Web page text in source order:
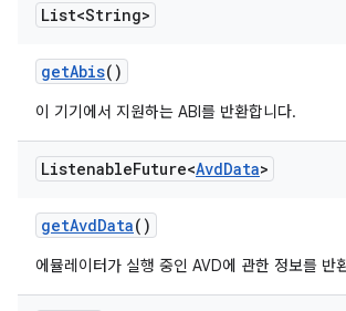
List<String>
getAbis()
이 기기에서 지원하는 ABI를 반환합니다.
ListenableFuture<AvdData>
getAvdData()
에뮬레이터가 실행 중인 AVD에 관한 정보를 반